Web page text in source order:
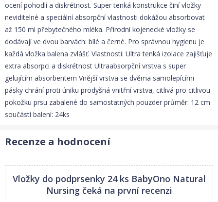
ocení pohodlí a diskrétnost. Super tenká konstrukce činí vložky
neviditelné a speciální absorpční vlastnosti dokážou absorbovat
až 150 ml přebytečného mléka. Přírodní kojenecké vložky se
dodávají ve dvou barvách: bílé a černé. Pro správnou hygienu je
každá vložka balena zvlášť. Vlastnosti: Ultra tenká izolace zajišťuje
extra absorpci a diskrétnost Ultraabsorpční vrstva s super
gelujícím absorbentem Vnější vrstva se dvěma samolepícími
pásky chrání proti úniku prodyšná vnitřní vrstva, citlivá pro citlivou
pokožku prsu zabalené do samostatných pouzder průměr: 12 cm
součástí balení: 24ks
Recenze a hodnocení
Vložky do podprsenky 24 ks BabyOno Natural
Nursing čeká na první recenzi